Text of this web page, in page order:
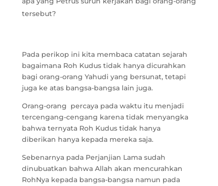
tersebut?
Pada perikop ini kita membaca catatan sejarah
bagaimana Roh Kudus tidak hanya dicurahkan
bagi orang-orang Yahudi yang bersunat, tetapi
juga ke atas bangsa-bangsa lain juga.
Orang-orang percaya pada waktu itu menjadi
tercengang-cengang karena tidak menyangka
bahwa ternyata Roh Kudus tidak hanya
diberikan hanya kepada mereka saja.
Sebenarnya pada Perjanjian Lama sudah
dinubuatkan bahwa Allah akan mencurahkan
RohNya kepada bangsa-bangsa namun pada